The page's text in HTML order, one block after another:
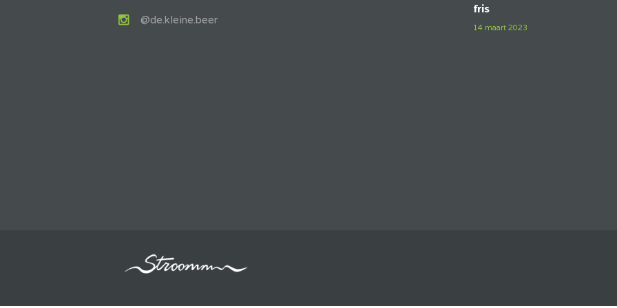
@de.kleine.beer
fris
14 maart 2023